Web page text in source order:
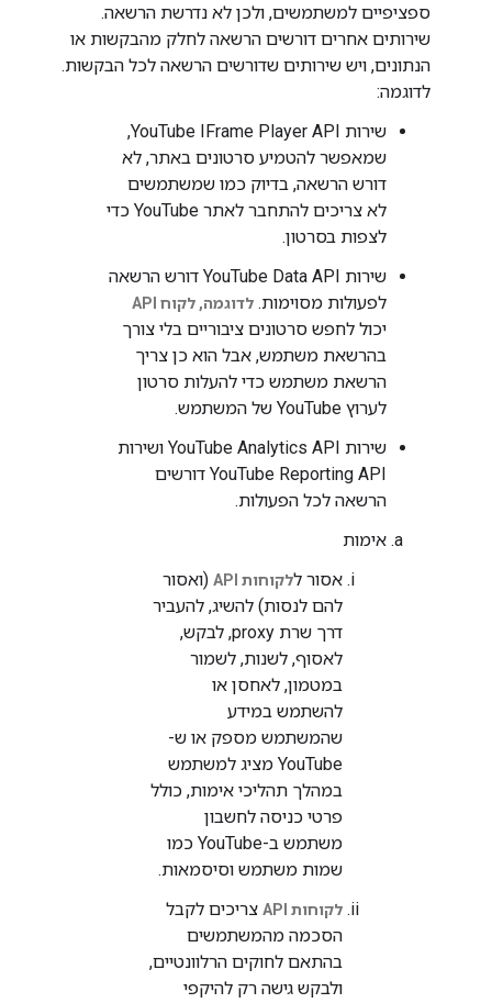
ספציפיים למשתמשים, ולכן לא נדרשת הרשאה.
שירותים אחרים דורשים הרשאה לחלק מהבקשות או
הנתונים, ויש שירותים שדורשים הרשאה לכל הבקשות.
לדוגמה:
שירות YouTube IFrame Player API,
שמאפשר להטמיע סרטונים באתר, לא
דורש הרשאה, בדיוק כמו שמשתמשים
לא צריכים להתחבר לאתר YouTube כדי
לצפות בסרטון.
שירות YouTube Data API דורש הרשאה
לפעולות מסוימות. לדוגמה, לקוח API
יכול לחפש סרטונים ציבוריים בלי צורך
בהרשאת משתמש, אבל הוא כן צריך
הרשאת משתמש כדי להעלות סרטון
לערוץ YouTube של המשתמש.
שירות YouTube Analytics API ושירות
YouTube Reporting API דורשים
הרשאה לכל הפעולות.
אימות
אסור ללקוחות API
(ואסור
להם לנסות) להשיג, להעביר
דרך שרת proxy, לבקש,
לאסוף, לשנות, לשמור
במטמון, לאחסן או
להשתמש במידע
שהמשתמש מספק או ש-
YouTube מציג למשתמש
במהלך תהליכי אימות, כולל
פרטי כניסה לחשבון
משתמש ב-YouTube כמו
שמות משתמש וסיסמאות.
לקוחות API
צריכים לקבל
הסכמה מהמשתמשים
בהתאם לחוקים הרלוונטיים,
ולבקש גישה רק להיקפי